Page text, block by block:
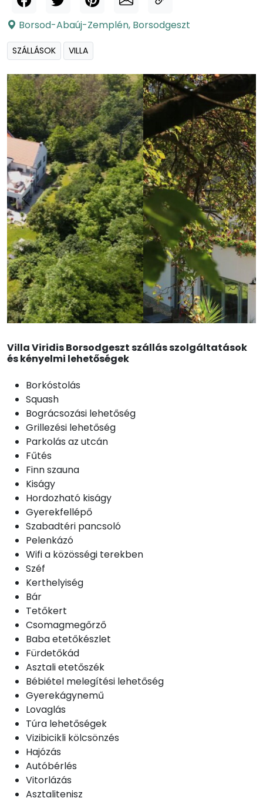
Borsod-Abaúj-Zemplén, Borsodgeszt
SZÁLLÁSOK VILLA
Villa Viridis Borsodgeszt szállás szolgáltatások
és kényelmi lehetőségek
Borkóstolás
Squash
Bográcsozási lehetőség
Grillezési lehetőség
Parkolás az utcán
Fűtés
Finn szauna
Kiságy
Hordozható kiságy
Gyerekfellépő
Szabadtéri pancsoló
Pelenkázó
Wifi a közösségi terekben
Széf
Kerthelyiség
Bár
Tetőkert
Csomagmegőrző
Baba etetőkészlet
Fürdetőkád
Asztali etetőszék
Bébiétel melegítési lehetőség
Gyerekágynemű
Lovaglás
Túra lehetőségek
Vizibicikli kölcsönzés
Hajózás
Autóbérlés
Vitorlázás
Asztalitenisz